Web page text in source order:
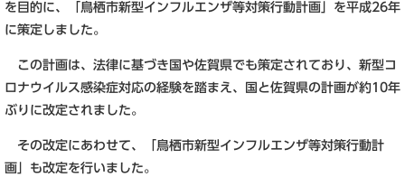
を目的に、「鳥栖市新型インフルエンザ等対策行動計画」を平成26年
に策定しました。
この計画は、法律に基づき国や佐賀県でも策定されており、新型コ
ロナウイルス感染症対応の経験を踏まえ、国と佐賀県の計画が約10年
ぶりに改定されました。
その改定にあわせて、「鳥栖市新型インフルエンザ等対策行動計
画」も改定を行いました。